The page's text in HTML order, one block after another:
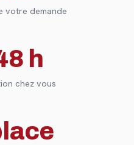
votre demande
h
chez vous